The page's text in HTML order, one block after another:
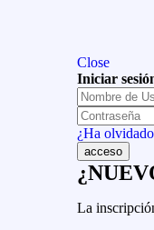
Close
Iniciar
¿Ha
La